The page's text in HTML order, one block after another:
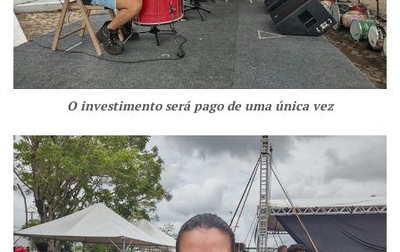
O investimento será pago de uma única vez